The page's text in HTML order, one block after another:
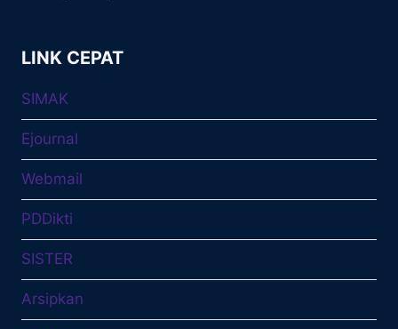
LINK CEPAT
SIMAK
Ejournal
Webmail
PDDikti
SISTER
Arsipkan